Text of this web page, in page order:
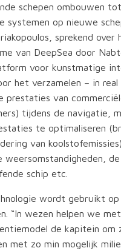
schepen ombouwen
systemen op nieuwe
sprekend over
van DeepSea door
voor kunstmatige
het verzamelen – in
prestaties van
tijdens de navigatie,
te optimaliseren
van
weersomstandigheden,
schip etc.
wordt gebruikt
“In wezen helpen we
de kapitein om
met zo min mogelijk